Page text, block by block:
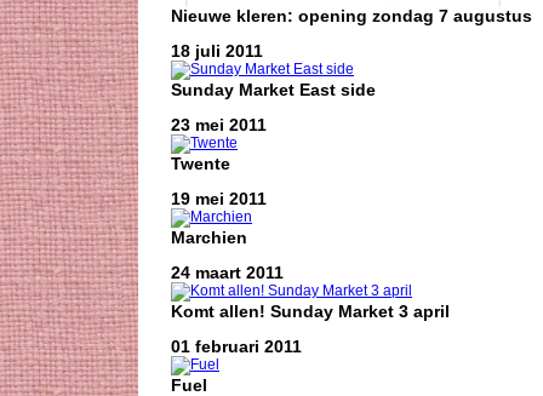
Nieuwe kleren: opening zondag 7 augustus
18 juli 2011
Sunday Market East side
23 mei 2011
Twente
19 mei 2011
Marchien
24 maart 2011
Komt allen! Sunday Market 3 april
01 februari 2011
Fuel